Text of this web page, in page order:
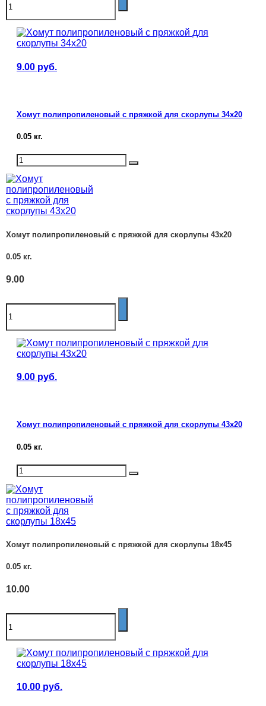
9.00 руб.
Хомут полипропиленовый с пряжкой для скорлупы 34х20
0.05 кг.
Хомут полипропиленовый с пряжкой для скорлупы 43х20
0.05 кг.
9.00
9.00 руб.
Хомут полипропиленовый с пряжкой для скорлупы 43х20
0.05 кг.
Хомут полипропиленовый с пряжкой для скорлупы 18х45
0.05 кг.
10.00
10.00 руб.